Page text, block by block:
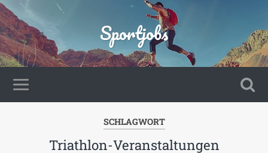
Sportjobs
SCHLAGWORT
Triathlon-Veranstaltungen